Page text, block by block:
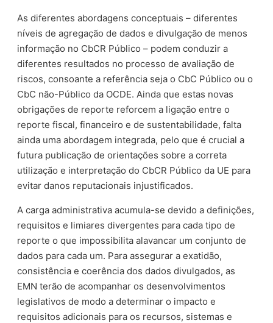
As diferentes abordagens conceptuais – diferentes
níveis de agregação de dados e divulgação de menos
informação no CbCR Público – podem conduzir a
diferentes resultados no processo de avaliação de
riscos, consoante a referência seja o CbC Público ou o
CbC não-Público da OCDE. Ainda que estas novas
obrigações de reporte reforcem a ligação entre o
reporte fiscal, financeiro e de sustentabilidade, falta
ainda uma abordagem integrada, pelo que é crucial a
futura publicação de orientações sobre a correta
utilização e interpretação do CbCR Público da UE para
evitar danos reputacionais injustificados.
A carga administrativa acumula-se devido a definições,
requisitos e limiares divergentes para cada tipo de
reporte o que impossibilita alavancar um conjunto de
dados para cada um. Para assegurar a exatidão,
consistência e coerência dos dados divulgados, as
EMN terão de acompanhar os desenvolvimentos
legislativos de modo a determinar o impacto e
requisitos adicionais para os recursos, sistemas e